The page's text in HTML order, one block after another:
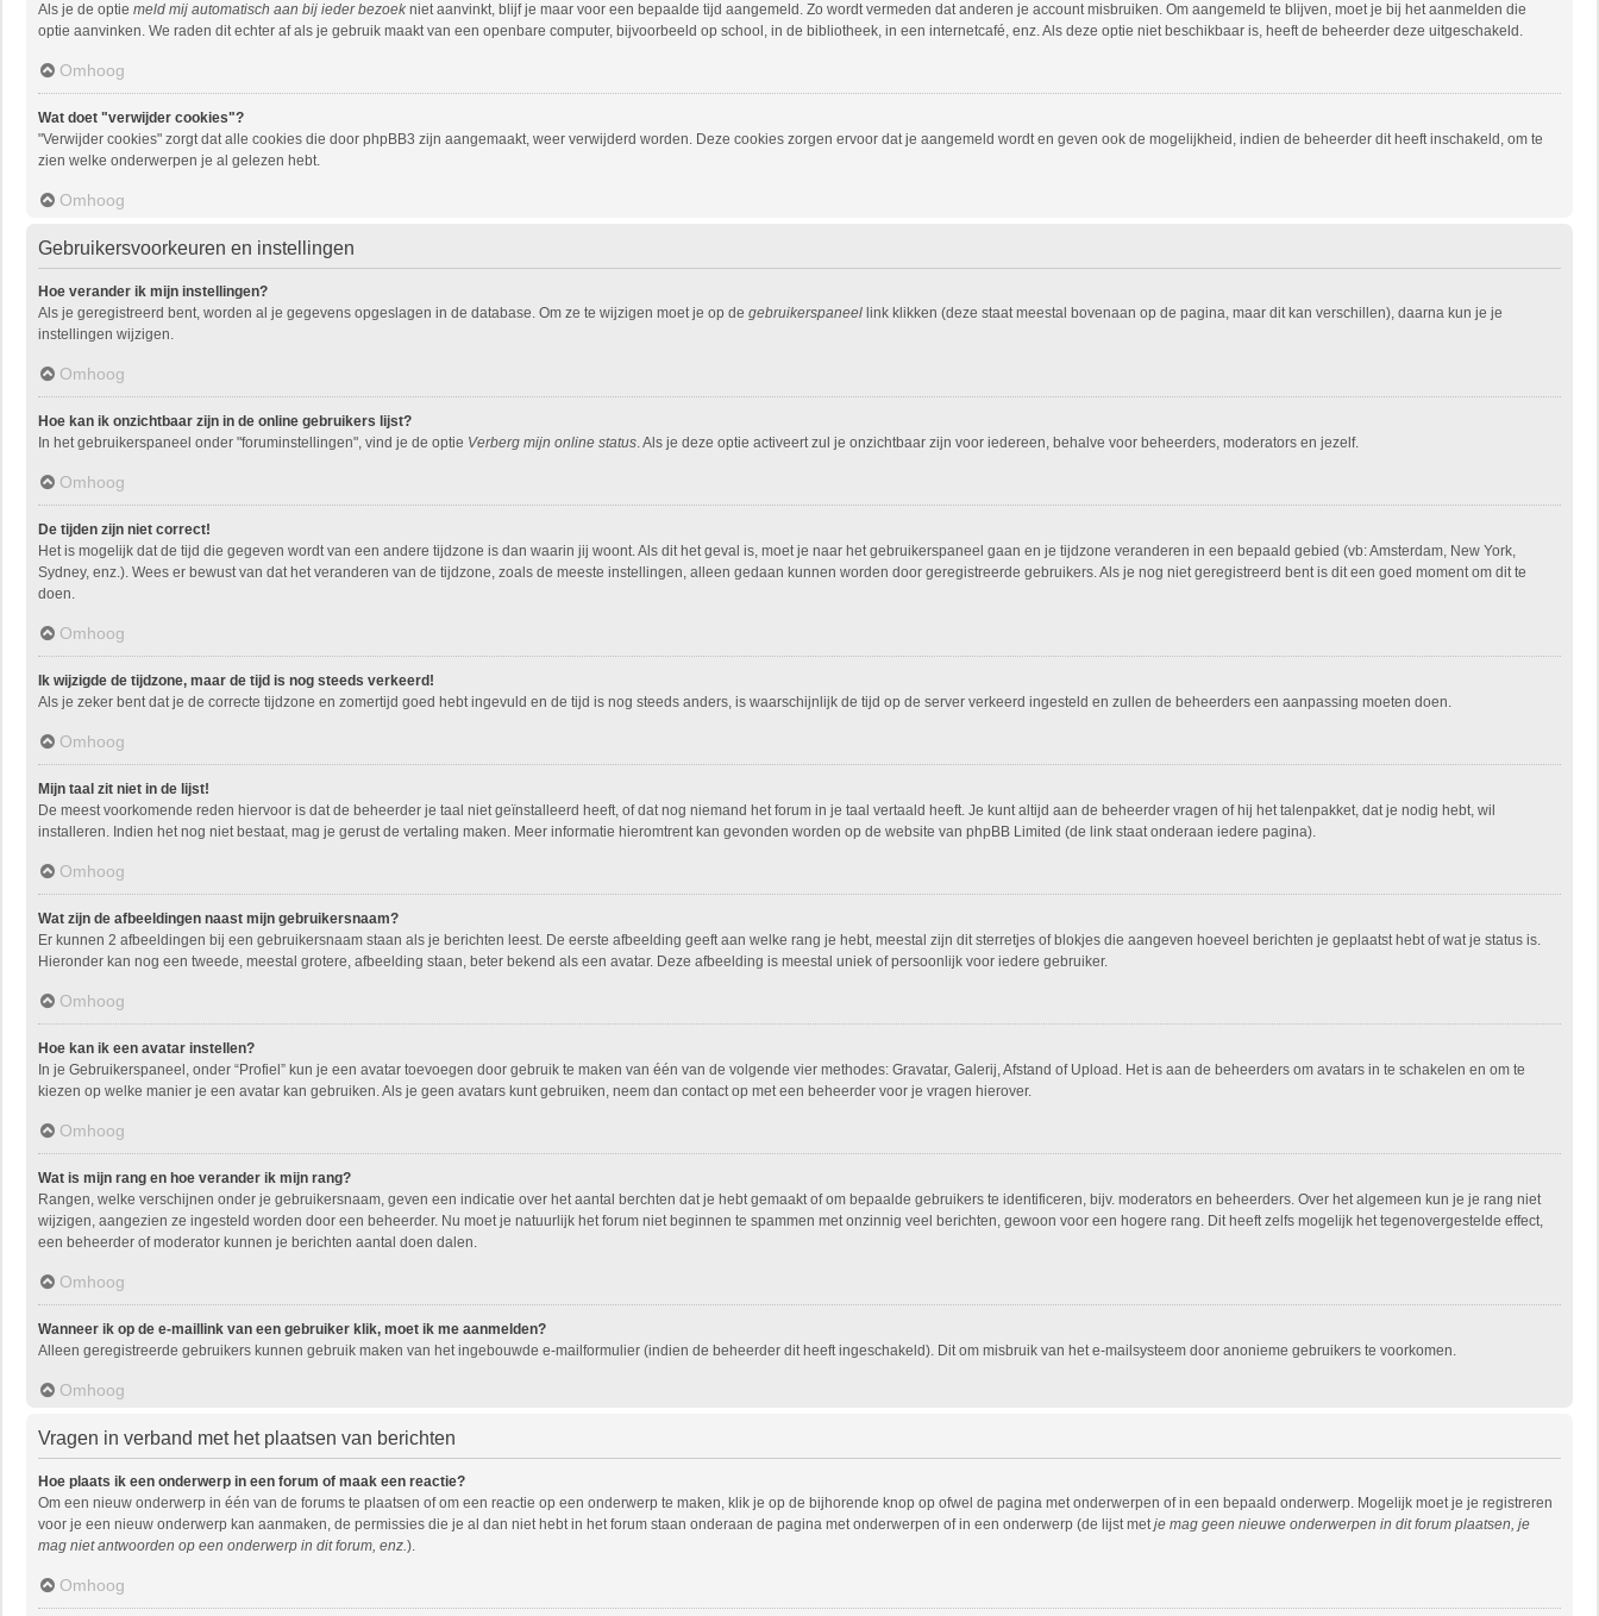
Als je de optie meld mij automatisch aan bij ieder bezoek niet aanvinkt, blijf je maar voor een bepaalde tijd aangemeld. Zo wordt vermeden dat anderen je account misbruiken. Om aangemeld te blijven, moet je bij het aanmelden die
optie aanvinken. We raden dit echter af als je gebruik maakt van een openbare computer, bijvoorbeeld op school, in de bibliotheek, in een internetcafé, enz. Als deze optie niet beschikbaar is, heeft de beheerder deze uitgeschakeld.
Omhoog
Wat doet "verwijder cookies"?
"Verwijder cookies" zorgt dat alle cookies die door phpBB3 zijn aangemaakt, weer verwijderd worden. Deze cookies zorgen ervoor dat je aangemeld wordt en geven ook de mogelijkheid, indien de beheerder dit heeft inschakeld, om te
zien welke onderwerpen je al gelezen hebt.
Omhoog
Gebruikersvoorkeuren en instellingen
Hoe verander ik mijn instellingen?
Als je geregistreerd bent, worden al je gegevens opgeslagen in de database. Om ze te wijzigen moet je op de gebruikerspaneel link klikken (deze staat meestal bovenaan op de pagina, maar dit kan verschillen), daarna kun je je
instellingen wijzigen.
Omhoog
Hoe kan ik onzichtbaar zijn in de online gebruikers lijst?
In het gebruikerspaneel onder "foruminstellingen", vind je de optie Verberg mijn online status. Als je deze optie activeert zul je onzichtbaar zijn voor iedereen, behalve voor beheerders, moderators en jezelf.
Omhoog
De tijden zijn niet correct!
Het is mogelijk dat de tijd die gegeven wordt van een andere tijdzone is dan waarin jij woont. Als dit het geval is, moet je naar het gebruikerspaneel gaan en je tijdzone veranderen in een bepaald gebied (vb: Amsterdam, New York,
Sydney, enz.). Wees er bewust van dat het veranderen van de tijdzone, zoals de meeste instellingen, alleen gedaan kunnen worden door geregistreerde gebruikers. Als je nog niet geregistreerd bent is dit een goed moment om dit te
doen.
Omhoog
Ik wijzigde de tijdzone, maar de tijd is nog steeds verkeerd!
Als je zeker bent dat je de correcte tijdzone en zomertijd goed hebt ingevuld en de tijd is nog steeds anders, is waarschijnlijk de tijd op de server verkeerd ingesteld en zullen de beheerders een aanpassing moeten doen.
Omhoog
Mijn taal zit niet in de lijst!
De meest voorkomende reden hiervoor is dat de beheerder je taal niet geïnstalleerd heeft, of dat nog niemand het forum in je taal vertaald heeft. Je kunt altijd aan de beheerder vragen of hij het talenpakket, dat je nodig hebt, wil
installeren. Indien het nog niet bestaat, mag je gerust de vertaling maken. Meer informatie hieromtrent kan gevonden worden op de website van phpBB Limited (de link staat onderaan iedere pagina).
Omhoog
Wat zijn de afbeeldingen naast mijn gebruikersnaam?
Er kunnen 2 afbeeldingen bij een gebruikersnaam staan als je berichten leest. De eerste afbeelding geeft aan welke rang je hebt, meestal zijn dit sterretjes of blokjes die aangeven hoeveel berichten je geplaatst hebt of wat je status is.
Hieronder kan nog een tweede, meestal grotere, afbeelding staan, beter bekend als een avatar. Deze afbeelding is meestal uniek of persoonlijk voor iedere gebruiker.
Omhoog
Hoe kan ik een avatar instellen?
In je Gebruikerspaneel, onder “Profiel” kun je een avatar toevoegen door gebruik te maken van één van de volgende vier methodes: Gravatar, Galerij, Afstand of Upload. Het is aan de beheerders om avatars in te schakelen en om te
kiezen op welke manier je een avatar kan gebruiken. Als je geen avatars kunt gebruiken, neem dan contact op met een beheerder voor je vragen hierover.
Omhoog
Wat is mijn rang en hoe verander ik mijn rang?
Rangen, welke verschijnen onder je gebruikersnaam, geven een indicatie over het aantal berchten dat je hebt gemaakt of om bepaalde gebruikers te identificeren, bijv. moderators en beheerders. Over het algemeen kun je je rang niet
wijzigen, aangezien ze ingesteld worden door een beheerder. Nu moet je natuurlijk het forum niet beginnen te spammen met onzinnig veel berichten, gewoon voor een hogere rang. Dit heeft zelfs mogelijk het tegenovergestelde effect,
een beheerder of moderator kunnen je berichten aantal doen dalen.
Omhoog
Wanneer ik op de e-maillink van een gebruiker klik, moet ik me aanmelden?
Alleen geregistreerde gebruikers kunnen gebruik maken van het ingebouwde e-mailformulier (indien de beheerder dit heeft ingeschakeld). Dit om misbruik van het e-mailsysteem door anonieme gebruikers te voorkomen.
Omhoog
Vragen in verband met het plaatsen van berichten
Hoe plaats ik een onderwerp in een forum of maak een reactie?
Om een nieuw onderwerp in één van de forums te plaatsen of om een reactie op een onderwerp te maken, klik je op de bijhorende knop op ofwel de pagina met onderwerpen of in een bepaald onderwerp. Mogelijk moet je je registreren
voor je een nieuw onderwerp kan aanmaken, de permissies die je al dan niet hebt in het forum staan onderaan de pagina met onderwerpen of in een onderwerp (de lijst metje mag geen nieuwe onderwerpen in dit forum plaatsen, je
mag niet antwoorden op een onderwerp in dit forum, enz.).
Omhoog